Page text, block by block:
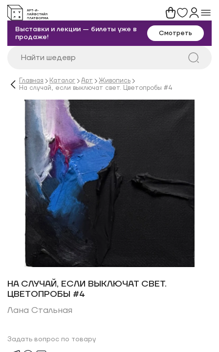
Выставки и лекции — билеты уже в
продаже!
Смотреть
Главная Каталог Арт
Живопись
На случай, если выключат свет. Цветопробы #4
НА СЛУЧАЙ, ЕСЛИ ВЫКЛЮЧАТ СВЕТ.
ЦВЕТОПРОБЫ #4
Лана Стальная
Задать вопрос по товару